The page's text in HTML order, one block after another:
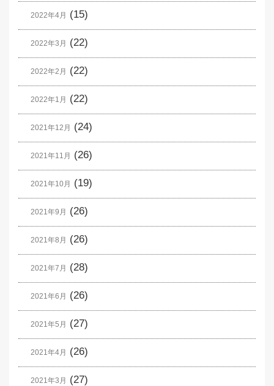
2022年4月 (15)
2022年3月 (22)
2022年2月 (22)
2022年1月 (22)
2021年12月 (24)
2021年11月 (26)
2021年10月 (19)
2021年9月 (26)
2021年8月 (26)
2021年7月 (28)
2021年6月 (26)
2021年5月 (27)
2021年4月 (26)
2021年3月 (27)